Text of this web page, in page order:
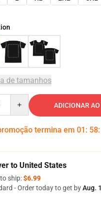
de tamanhos
ADICIONAR
termina em 01 : 58:
to United States
ship:$6.99
- Order today to get byAug.